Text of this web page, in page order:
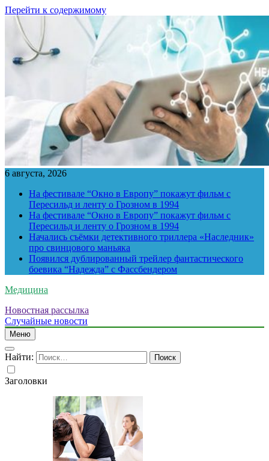
Перейти к содержимому
6 августа, 2026
На фестивале “Окно в Европу” покажут фильм с
Пересильд и ленту о Грозном в 1994
На фестивале “Окно в Европу” покажут фильм с
Пересильд и ленту о Грозном в 1994
Начались съёмки детективного триллера «Наследник»
про свинцового маньяка
Появился дублированный трейлер фантастического
боевика “Надежда” с Фассбендером
Медицина
Новостная рассылка
Случайные новости
Меню
Найти:
Заголовки